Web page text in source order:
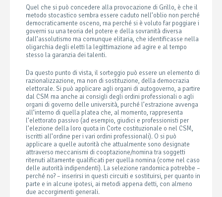
Quel che si può concedere alla provocazione di Grillo, è che il
metodo stocastico sembra essere caduto nell’oblio non perché
democraticamente osceno, ma perché si è voluto far poggiare i
governi su una teoria del potere e della sovranità diversa
dall’assolutismo ma comunque elitaria, che identificasse nella
oligarchia degli eletti la legittimazione ad agire e al tempo
stesso la garanzia dei talenti.
Da questo punto di vista, il sorteggio può essere un elemento di
razionalizzazione, ma non di sostituzione, della democrazia
elettorale. Si può applicare agli organi di autogoverno, a partire
dal CSM ma anche ai consigli degli ordini professionali o agli
organi di governo delle università, purché l’estrazione avvenga
all’interno di quella platea che, al momento, rappresenta
l’elettorato passivo (ad esempio, giudici e professionisti per
l’elezione della loro quota in Corte costituzionale o nel CSM,
iscritti all’ordine per i vari ordini professionali). O si può
applicare a quelle autorità che attualmente sono designate
attraverso meccanismi di cooptazione/nomina tra soggetti
ritenuti altamente qualificati per quella nomina (come nel caso
delle autorità indipendenti). La selezione randomica potrebbe –
perché no? – inserirsi in questi circuiti e sostituirsi, per quanto in
parte e in alcune ipotesi, ai metodi appena detti, con almeno
due accorgimenti generali.